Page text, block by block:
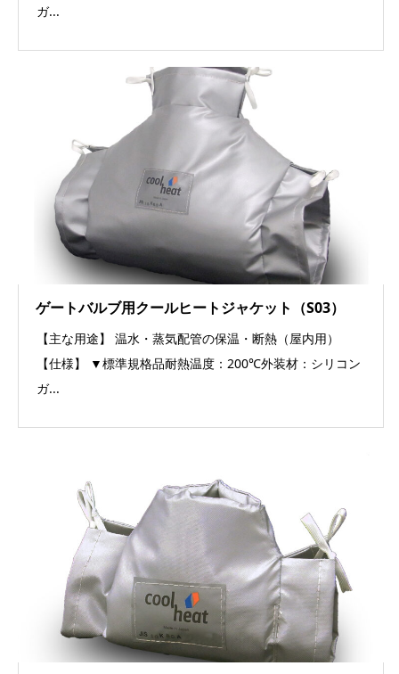
ガ...
ゲートバルブ用クールヒートジャケット（S03）
【主な用途】 温水・蒸気配管の保温・断熱（屋内用）
【仕様】 ▼標準規格品耐熱温度：200℃外装材：シリコン
ガ...